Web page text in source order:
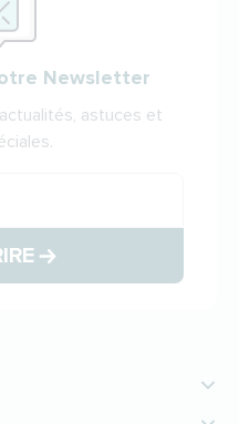
Newsletter
astuces et